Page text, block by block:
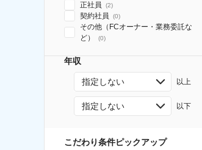
正社員 (2)
契約社員 (0)
その他（FCオーナー・業務委託な
ど）
(0)
年収
指定しない 以上
指定しない 以下
こだわり条件ピックアップ